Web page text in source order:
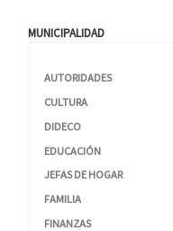
MUNICIPALIDAD
AUTORIDADES
CULTURA
DIDECO
EDUCACIÓN
JEFAS DE HOGAR
FAMILIA
FINANZAS